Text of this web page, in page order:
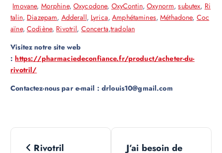
Imovane, Morphine, Oxycodone, OxyContin,Oxynorm,subutex, Ri
talin, Diazepam, Adderall, Lyrica,Amphétamines,Méthadone, Coc
aïne, Codiène, Rivotril, Concerta,tradolan
Visitez notre site web
:https://pharmaciedeconfiance.fr/product/acheter-du-
rivotril/
Contactez-nous par e-mail : drlouis10@gmail.com
N
Rivotril
J’ai besoin de